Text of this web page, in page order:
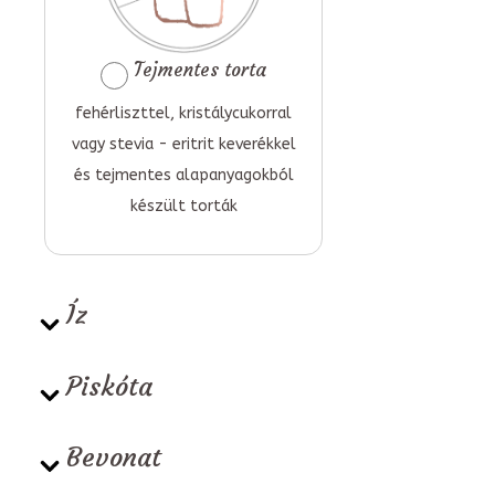
Tejmentes torta
fehérliszttel, kristálycukorral
vagy stevia - eritrit keverékkel
és tejmentes alapanyagokból
készült torták
Íz
Piskóta
Bevonat